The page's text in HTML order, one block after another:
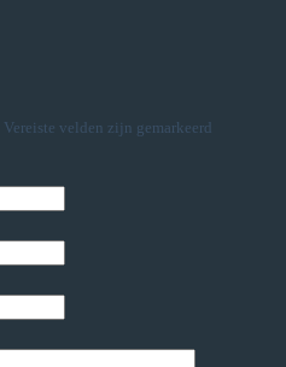
Vereiste velden zijn gemarkeerd